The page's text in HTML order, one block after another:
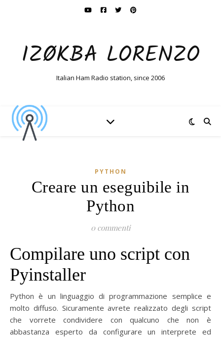
IZØKBA LORENZO
Italian Ham Radio station, since 2006
PYTHON
Creare un eseguibile in
Python
0 commenti
Compilare uno script con
Pyinstaller
Python è un linguaggio di programmazione semplice e
molto diffuso. Sicuramente avrete realizzato degli script
che vorrete condividere con qualcuno che non è
abbastanza esperto da configurare un interprete ed